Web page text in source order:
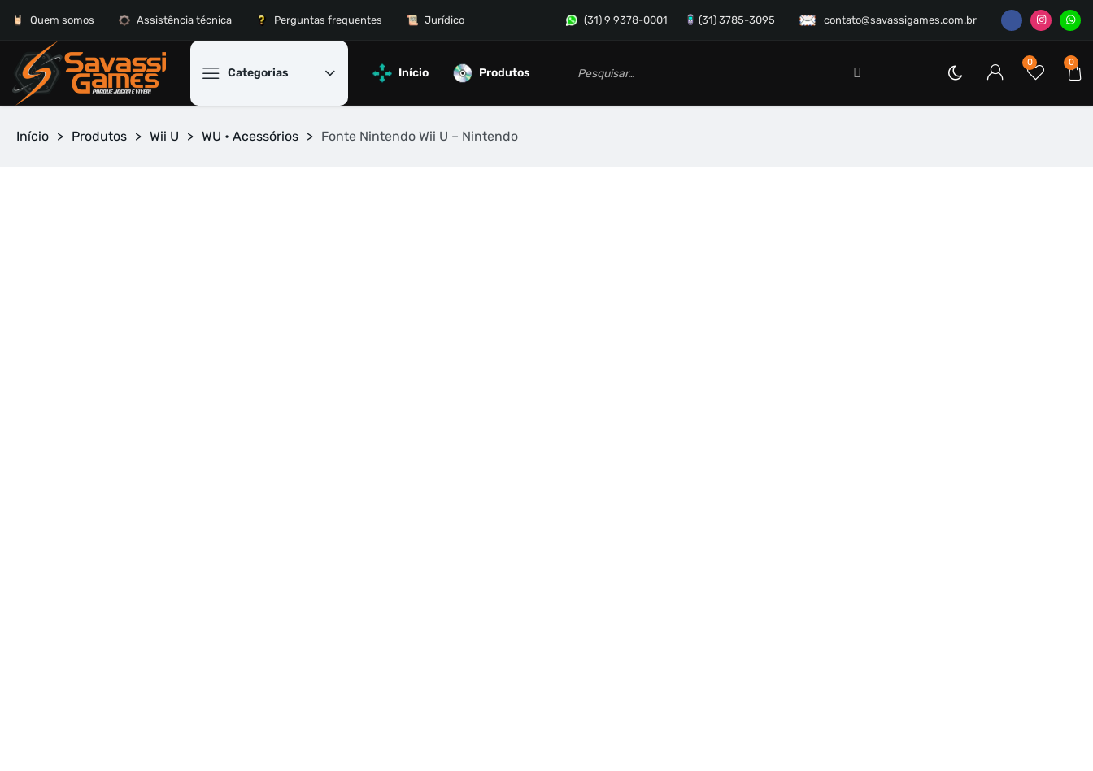
contato@savassigames.com.br
(31) 9 9378-0001 (31) 3785-3095
Quem somos Assistência técnica Perguntas frequentes Jurídico
Categorias
0
0
Início Produtos
Início > Produtos > Wii U > WU • Acessórios > Fonte Nintendo Wii U – Nintendo